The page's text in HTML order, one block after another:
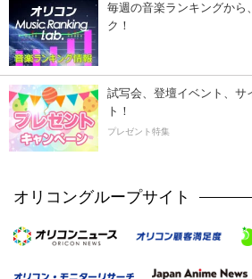
毎週の音楽ランキングから
ク！
試写会、登壇イベント、サ
ト！
プレゼント特集
オリコングループサイト